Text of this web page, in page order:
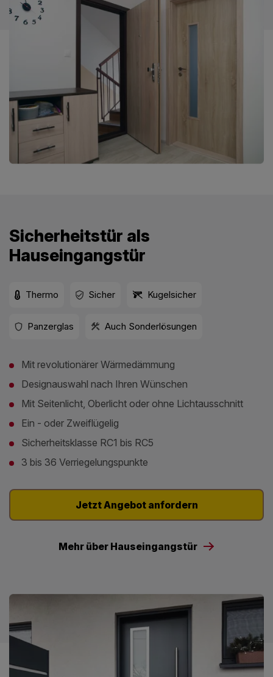
Sicherheitstür als
Hauseingangstür
Thermo Sicher Kugelsicher
Panzerglas Auch Sonderlösungen
Mit revolutionärer Wärmedämmung
Designauswahl nach Ihren Wünschen
Mit Seitenlicht, Oberlicht oder ohne Lichtausschnitt
Ein - oder Zweiflügelig
Sicherheitsklasse RC1 bis RC5
3 bis 36 Verriegelungspunkte
Jetzt Angebot anfordern
Mehr über Hauseingangstür